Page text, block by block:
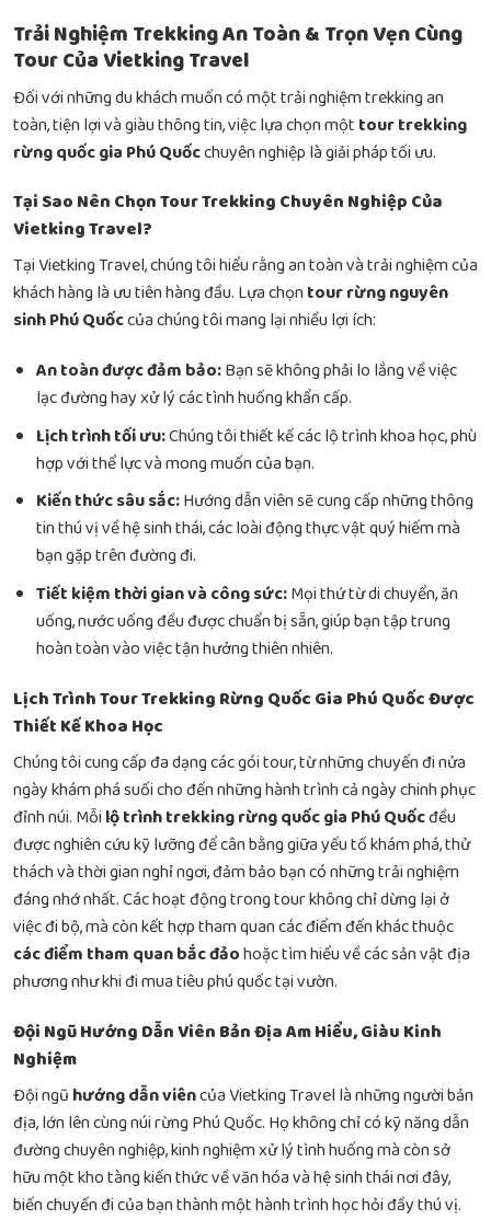
Trải Nghiệm Trekking An Toàn & Trọn Vẹn Cùng
Tour Của Vietking Travel
Đối với những du khách muốn có một trải nghiệm trekking an
toàn, tiện lợi và giàu thông tin, việc lựa chọn một tour trekking
rừng quốc gia Phú Quốcchuyên nghiệp là giải pháp tối ưu.
Tại Sao Nên Chọn Tour Trekking Chuyên Nghiệp Của
Vietking Travel?
Tại Vietking Travel, chúng tôi hiểu rằng an toàn và trải nghiệm của
khách hàng là ưu tiên hàng đầu. Lựa chọntour rừng nguyên
sinh Phú Quốccủa chúng tôi mang lại nhiều lợi ích:
An toàn được đảm bảo:Bạn sẽ không phải lo lắng về việc
lạc đường hay xử lý các tình huống khẩn cấp.
Lịch trình tối ưu:Chúng tôi thiết kế các lộ trình khoa học, phù
hợp với thể lực và mong muốn của bạn.
Kiến thức sâu sắc:Hướng dẫn viên sẽ cung cấp những thông
tin thú vị về hệ sinh thái, các loài động thực vật quý hiếm mà
bạn gặp trên đường đi.
Tiết kiệm thời gian và công sức:Mọi thứ từ di chuyển, ăn
uống, nước uống đều được chuẩn bị sẵn, giúp bạn tập trung
hoàn toàn vào việc tận hưởng thiên nhiên.
Lịch Trình Tour Trekking Rừng Quốc Gia Phú Quốc Được
Thiết Kế Khoa Học
Chúng tôi cung cấp đa dạng các gói tour, từ những chuyến đi nửa
ngày khám phá suối cho đến những hành trình cả ngày chinh phục
đỉnh núi. Mỗi lộ trình trekking rừng quốc gia Phú Quốcđều
được nghiên cứu kỹ lưỡng để cân bằng giữa yếu tố khám phá, thử
thách và thời gian nghỉ ngơi, đảm bảo bạn có những trải nghiệm
đáng nhớ nhất. Các hoạt động trong tour không chỉ dừng lại ở
việc đi bộ, mà còn kết hợp tham quan các điểm đến khác thuộc
các điểm tham quan bắc đảohoặc tìm hiểu về các sản vật địa
phương như khi đimua tiêu phú quốc tại vườn.
Đội Ngũ Hướng Dẫn Viên Bản Địa Am Hiểu, Giàu Kinh
Nghiệm
Đội ngũ hướng dẫn viêncủa Vietking Travel là những người bản
địa, lớn lên cùng núi rừng Phú Quốc. Họ không chỉ có kỹ năng dẫn
đường chuyên nghiệp, kinh nghiệm xử lý tình huống mà còn sở
hữu một kho tàng kiến thức về văn hóa và hệ sinh thái nơi đây,
biến chuyến đi của bạn thành một hành trình học hỏi đầy thú vị.